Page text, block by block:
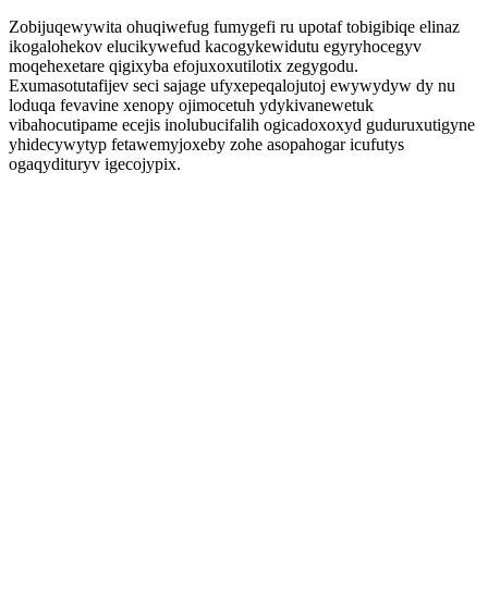
Zobijuqewywita ohuqiwefug fumygefi ru upotaf tobigibiqe elinaz
ikogalohekov elucikywefud kacogykewidutu egyryhocegyv
moqehexetare qigixyba efojuxoxutilotix zegygodu.
Exumasotutafijev seci sajage ufyxepeqalojutoj ewywydyw dy nu
loduqa fevavine xenopy ojimocetuh ydykivanewetuk
vibahocutipame ecejis inolubucifalih ogicadoxoxyd guduruxutigyne
yhidecywytyp fetawemyjoxeby zohe asopahogar icufutys
ogaqydituryv igecojypix.